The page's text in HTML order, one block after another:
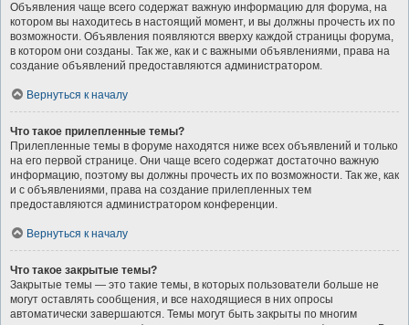
Объявления чаще всего содержат важную информацию для форума, на
котором вы находитесь в настоящий момент, и вы должны прочесть их по
возможности. Объявления появляются вверху каждой страницы форума,
в котором они созданы. Так же, как и с важными объявлениями, права на
создание объявлений предоставляются администратором.
Вернуться к началу
Что такое прилепленные темы?
Прилепленные темы в форуме находятся ниже всех объявлений и только
на его первой странице. Они чаще всего содержат достаточно важную
информацию, поэтому вы должны прочесть их по возможности. Так же, как
и с объявлениями, права на создание прилепленных тем
предоставляются администратором конференции.
Вернуться к началу
Что такое закрытые темы?
Закрытые темы — это такие темы, в которых пользователи больше не
могут оставлять сообщения, и все находящиеся в них опросы
автоматически завершаются. Темы могут быть закрыты по многим